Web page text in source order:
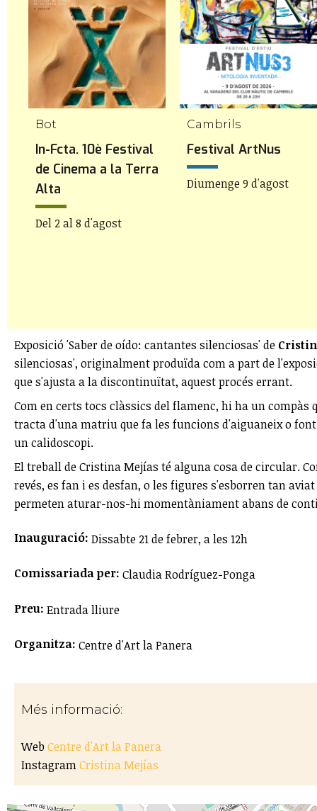
Bot
In-Fcta. 10è Festival
de Cinema a la Terra
Alta
Del 2 al 8 d'agost
Cambrils
Festival ArtNus
Diumenge 9 d'agost
Exposició 'Saber de oído: cantantes silenciosas' de
silenciosas', originalment produïda com a part de
que s'ajusta a la discontinuïtat, aquest procés errant.
Com en certs tocs clàssics del flamenc, hi ha un
tracta d'una matriu que fa les funcions d'aiguaneix o
un calidoscopi.
El treball de Cristina Mejías té alguna cosa de circular.
revés, es fan i es desfan, o les figures s'esborren tan
permeten aturar-nos-hi momentàniament abans de
Inauguració: Dissabte 21 de febrer, a les 12h
Comissariada per: Claudia Rodríguez-Ponga
Preu: Entrada lliure
Organitza: Centre d'Art la Panera
Més informació:
WebCentre d'Art la Panera
InstagramCristina Mejías